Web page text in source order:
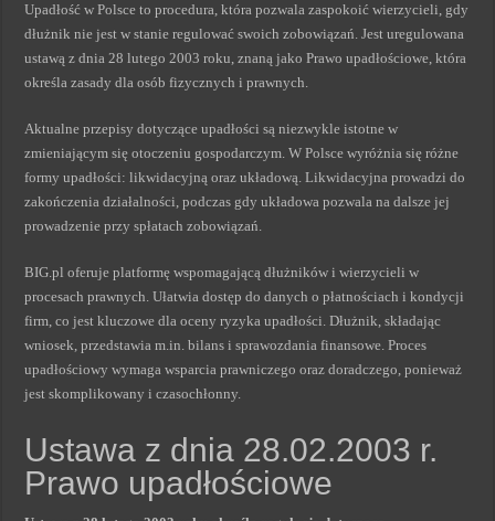
Upadłość w Polsce to procedura, która pozwala zaspokoić wierzycieli, gdy
dłużnik nie jest w stanie regulować swoich zobowiązań. Jest uregulowana
ustawą z dnia 28 lutego 2003 roku, znaną jako Prawo upadłościowe, która
określa zasady dla osób fizycznych i prawnych.
Aktualne przepisy dotyczące upadłości są niezwykle istotne w
zmieniającym się otoczeniu gospodarczym. W Polsce wyróżnia się różne
formy upadłości: likwidacyjną oraz układową. Likwidacyjna prowadzi do
zakończenia działalności, podczas gdy układowa pozwala na dalsze jej
prowadzenie przy spłatach zobowiązań.
BIG.pl oferuje platformę wspomagającą dłużników i wierzycieli w
procesach prawnych. Ułatwia dostęp do danych o płatnościach i kondycji
firm, co jest kluczowe dla oceny ryzyka upadłości. Dłużnik, składając
wniosek, przedstawia m.in. bilans i sprawozdania finansowe. Proces
upadłościowy wymaga wsparcia prawniczego oraz doradczego, ponieważ
jest skomplikowany i czasochłonny.
Ustawa z dnia 28.02.2003 r.
Prawo upadłościowe